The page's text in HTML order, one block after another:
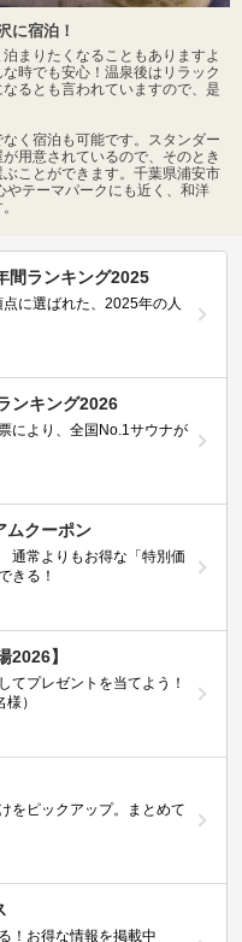
に宿泊！
まりたくなることもありますよ
時でも安心！温泉後はリラック
るとも言われていますので、是
く宿泊も可能です。スタンダー
用意されているので、そのとき
ことができます。千葉県浦安市
やテーマパークにも近く、和洋
間ランキング2025
に選ばれた、2025年の人
ンキング2026
により、全国No.1サウナが
ムクーポン
通常よりもお得な「特別価
きる！
2026】
てプレゼントを当てよう！
）
をピックアップ。まとめて
！お得な情報を掲載中